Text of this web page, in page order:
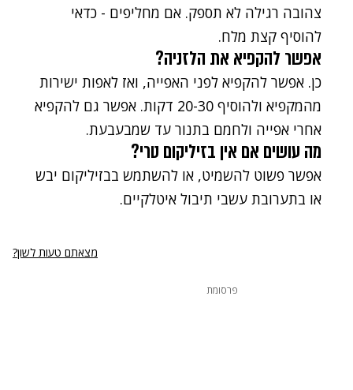
צהובה רגילה לא תספק. אם מחליפים - כדאי
להוסיף קצת מלח.
אפשר להקפיא את הלזניה?
כן. אפשר להקפיא לפני האפייה, ואז לאפות ישירות
מהמקפיא ולהוסיף 20-30 דקות. אפשר גם להקפיא
אחרי אפייה ולחמם בתנור עד שמבעבעת.
מה עושים אם אין בזיליקום טרי?
אפשר פשוט להשמיט, או להשתמש בבזיליקום יבש
או בתערובת עשבי תיבול איטלקיים.
מצאתם טעות לשון?
פרסומת